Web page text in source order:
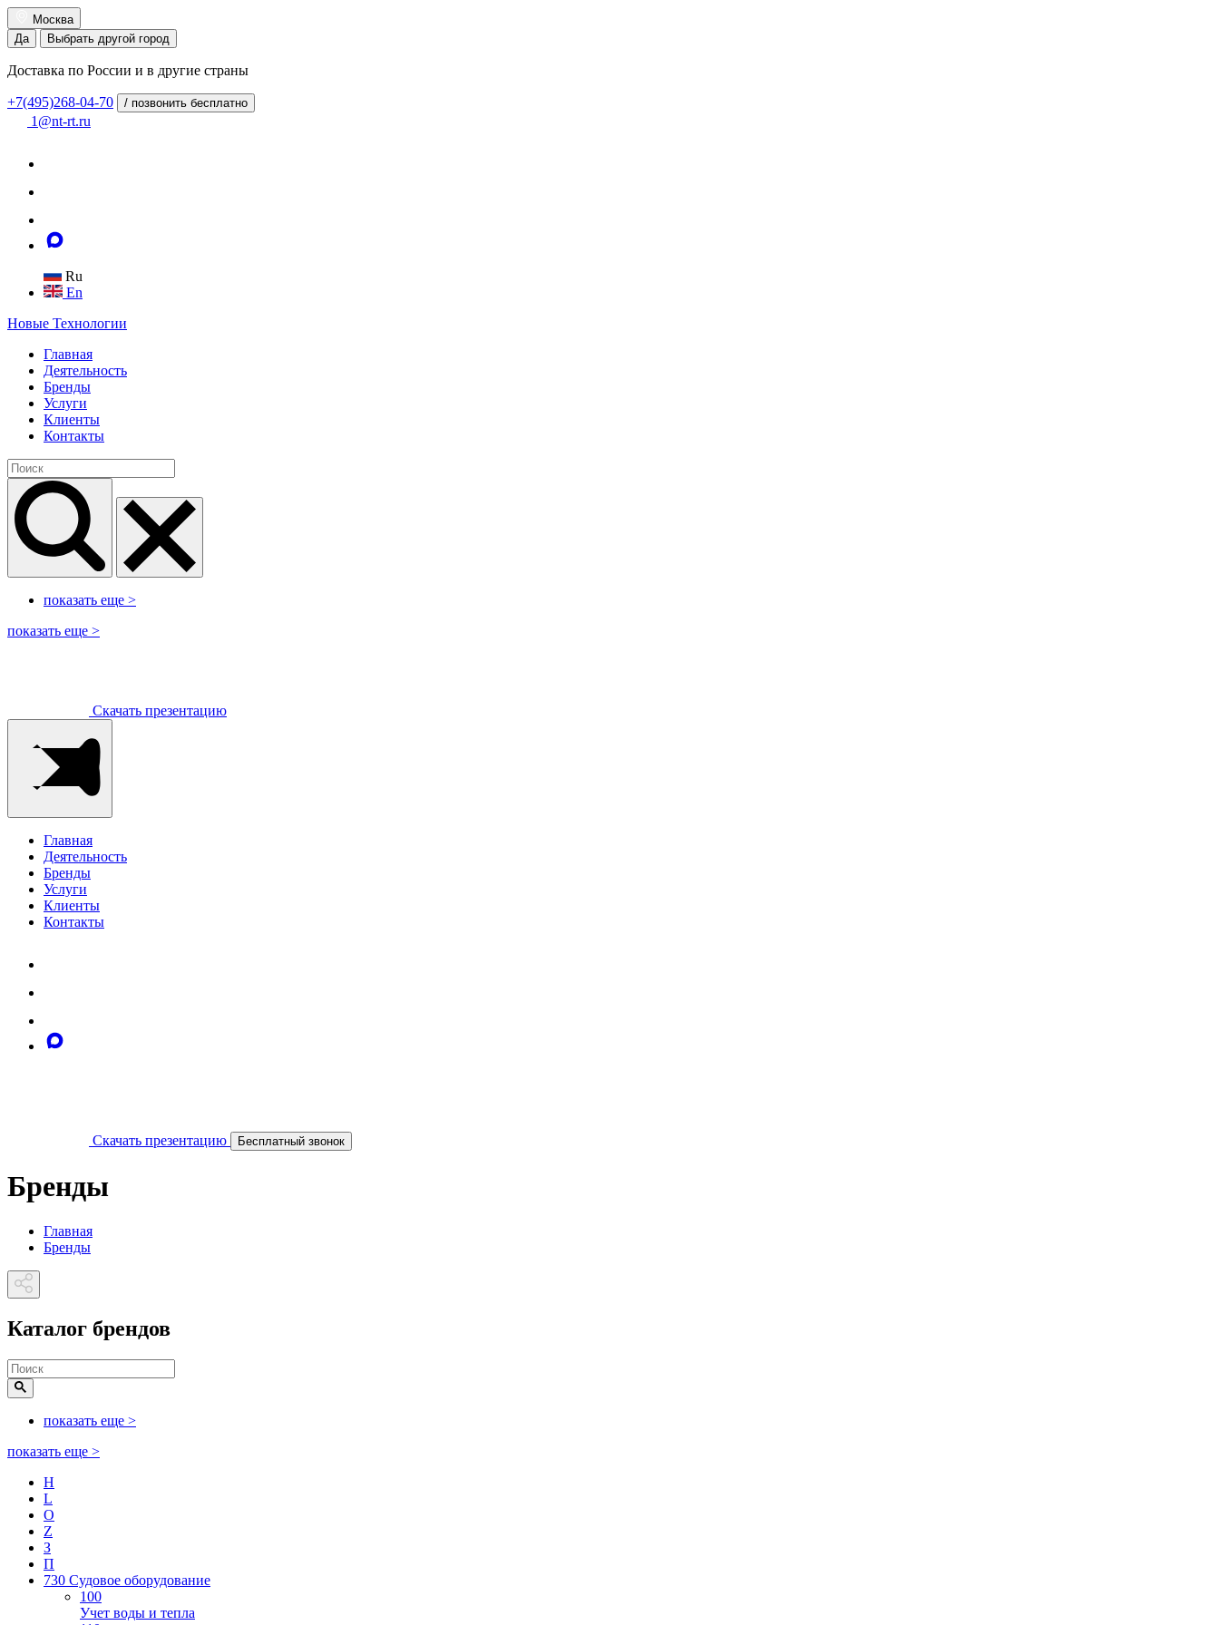
Москва
Да
Выбрать другой город
Доставка по России и в другие страны
+7(495)268-04-70 / позвонить бесплатно
1@nt-rt.ru
Ru
En
Новые Технологии
Главная
Деятельность
Бренды
Услуги
Клиенты
Контакты
показать еще >
показать еще >
Скачать презентацию
Главная
Деятельность
Бренды
Услуги
Клиенты
Контакты
Скачать презентацию Бесплатный звонок
Бренды
Главная
Бренды
Каталог брендов
показать еще >
показать еще >
H
L
O
Z
З
П
730 Судовое оборудование
100
Учет воды и тепла